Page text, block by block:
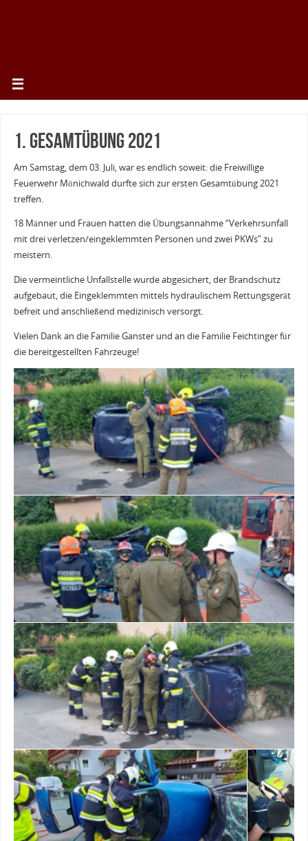
1. Gesamtübung 2021
Am Samstag, dem 03. Juli, war es endlich soweit: die Freiwillige
Feuerwehr Mönichwald durfte sich zur ersten Gesamtübung 2021
treffen.
18 Männer und Frauen hatten die Übungsannahme “Verkehrsunfall
mit drei verletzen/eingeklemmten Personen und zwei PKWs” zu
meistern.
Die vermeintliche Unfallstelle wurde abgesichert, der Brandschutz
aufgebaut, die Eingeklemmten mittels hydraulischem Rettungsgerät
befreit und anschließend medizinisch versorgt.
Vielen Dank an die Familie Ganster und an die Familie Feichtinger für
die bereitgestellten Fahrzeuge!